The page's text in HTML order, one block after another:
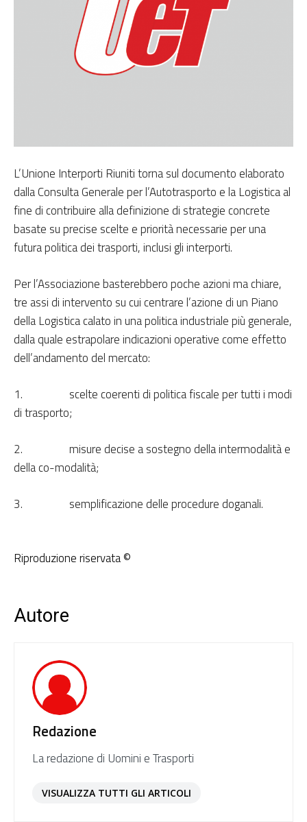
L’Unione Interporti Riuniti torna sul documento elaborato
dalla Consulta Generale per l’Autotrasporto e la Logistica al
fine di contribuire alla definizione di strategie concrete
basate su precise scelte e prioritànecessarie per una
futura politica dei trasporti, inclusi gli interporti.
Per l’Associazione basterebbero poche azioni ma chiare,
tre assi di intervento su cui centrare l’azione di un Piano
della Logisticacalato in una politica industriale più generale,
dalla quale estrapolare indicazioni operative come effetto
dell’andamento del mercato:
1.
scelte coerenti di politica fiscale per tutti i modi
di trasporto;
2.
misure decise a sostegno della intermodalità e
della co-modalità;
3. semplificazione delle procedure doganali.
Riproduzione riservata ©
Autore
Redazione
La redazione di Uomini e Trasporti
VISUALIZZA TUTTI GLI ARTICOLI